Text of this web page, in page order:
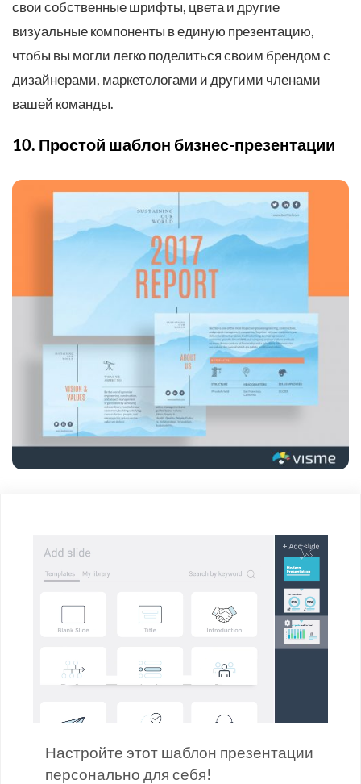
свои собственные шрифты, цвета и другие
визуальные компоненты в единую презентацию,
чтобы вы могли легко поделиться своим брендом с
дизайнерами, маркетологами и другими членами
вашей команды.
10. Простой шаблон бизнес-презентации
Настройте этот шаблон презентации
персонально для себя!